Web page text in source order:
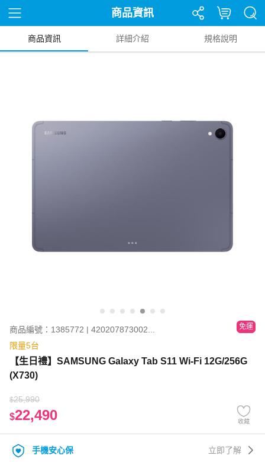
商品資訊
商品資訊 詳細介紹 規格說明
商品編號：1385772 | 420207873002... 免運
限量5台
【生日禮】SAMSUNG Galaxy Tab S11 Wi-Fi 12G/256G
(X730)
$25,990
$22,490 收藏
手機安心保 立即了解